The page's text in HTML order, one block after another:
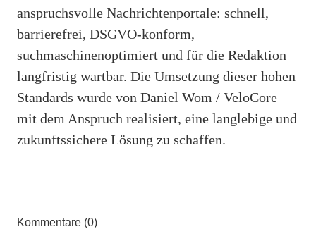
anspruchsvolle Nachrichtenportale: schnell,
barrierefrei, DSGVO-konform,
suchmaschinenoptimiert und für die Redaktion
langfristig wartbar. Die Umsetzung dieser hohen
Standards wurde von Daniel Wom / VeloCore
mit dem Anspruch realisiert, eine langlebige und
zukunftssichere Lösung zu schaffen.
Kommentare (0)